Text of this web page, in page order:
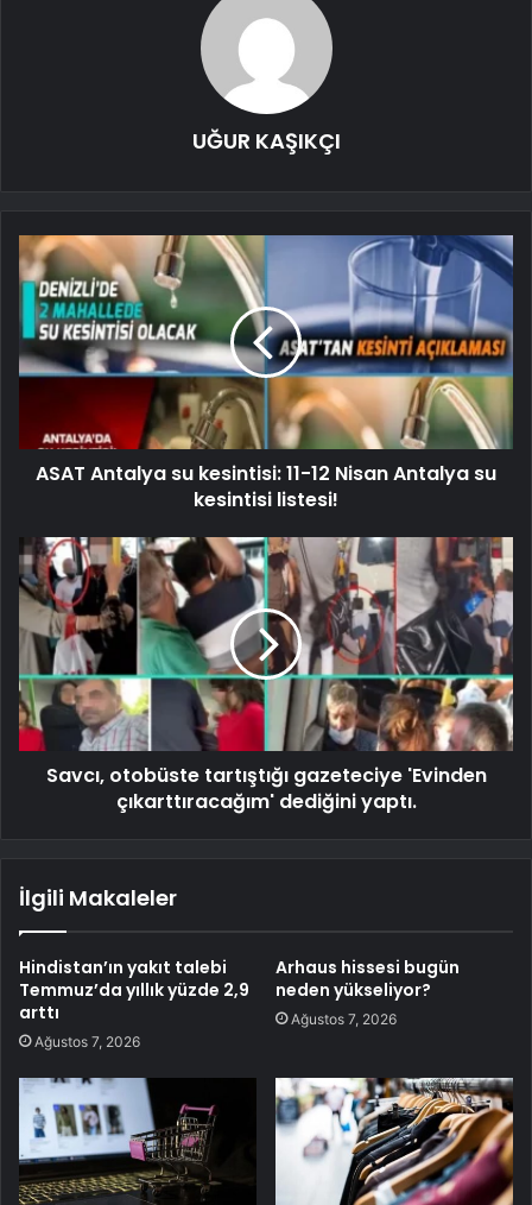
UĞUR KAŞIKÇI
ASAT Antalya su kesintisi: 11-12 Nisan Antalya su
kesintisi listesi!
Savcı, otobüste tartıştığı gazeteciye 'Evinden
çıkarttıracağım' dediğini yaptı.
İlgili Makaleler
Hindistan’ın yakıt talebi
Temmuz’da yıllık yüzde 2,9
arttı
Ağustos 7, 2026
Arhaus hissesi bugün
neden yükseliyor?
Ağustos 7, 2026